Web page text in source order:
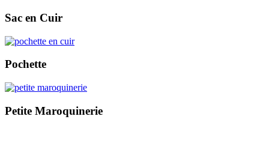
Sac en Cuir
Pochette
Petite Maroquinerie